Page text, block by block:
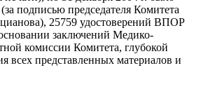
подписью председателя Комитета
25759 удостоверений ВПОР
заключений Медико-
комиссии Комитета, глубокой
всех представленных материалов и